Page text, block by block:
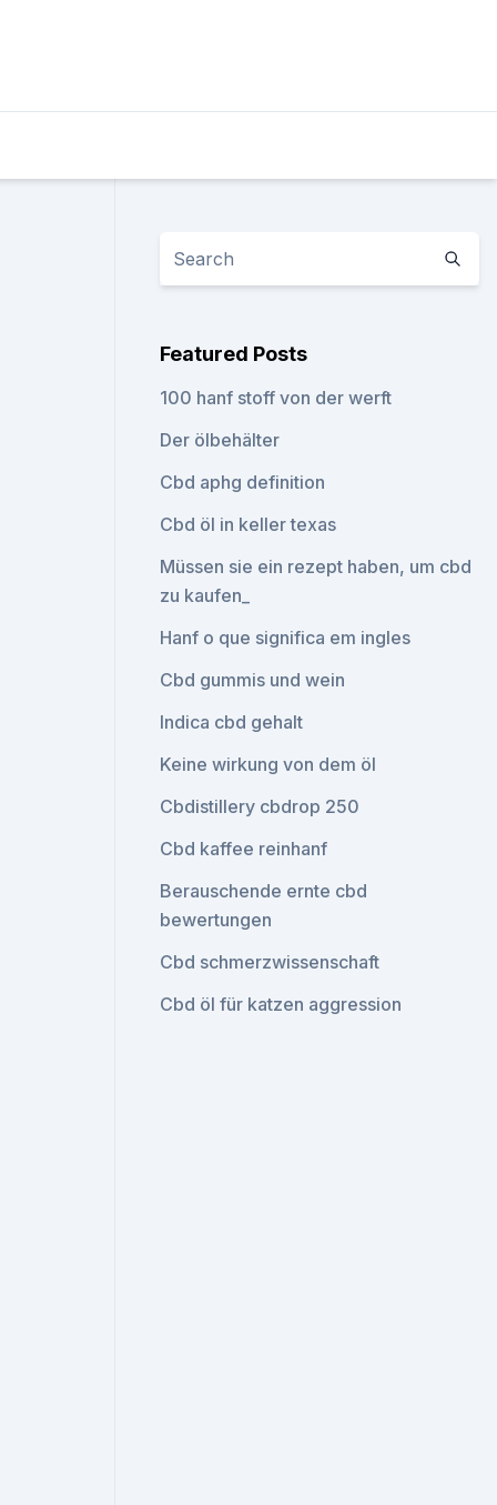
Featured Posts
100 hanf stoff von der werft
Der ölbehälter
Cbd aphg definition
Cbd öl in keller texas
Müssen sie ein rezept haben, um cbd
zu kaufen_
Hanf o que significa em ingles
Cbd gummis und wein
Indica cbd gehalt
Keine wirkung von dem öl
Cbdistillery cbdrop 250
Cbd kaffee reinhanf
Berauschende ernte cbd
bewertungen
Cbd schmerzwissenschaft
Cbd öl für katzen aggression